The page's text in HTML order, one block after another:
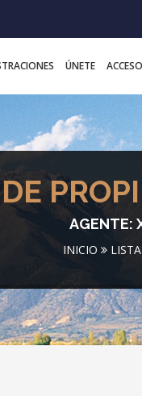
ÚNETE
AGENTE:
INICIO